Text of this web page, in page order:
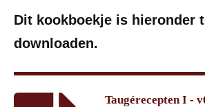
Dit kookboekje is hieronder
downloaden.
Taugérecepten I -